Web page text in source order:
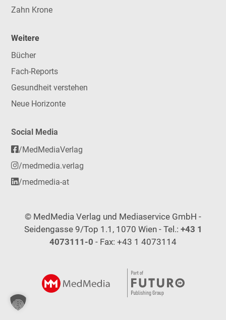
Zahn Krone
Weitere
Bücher
Fach-Reports
Gesundheit verstehen
Neue Horizonte
Social Media
/MedMediaVerlag
/medmedia.verlag
/medmedia-at
© MedMedia Verlag und Mediaservice GmbH -
Seidengasse 9/Top 1.1, 1070 Wien - Tel.: +43 1
4073111-0 - Fax: +43 1 4073114